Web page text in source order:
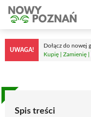
Przejdź
treści
UWAGA!
Dołącz do nowej
Kupię | Zamienię |
Spis treści